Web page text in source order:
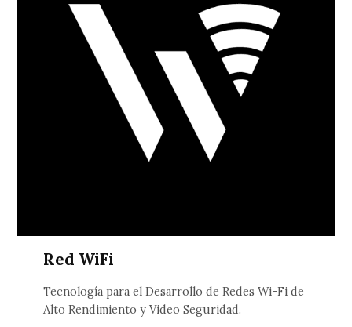
Red WiFi
Tecnología para el Desarrollo de Redes Wi-Fi de
Alto Rendimiento y Video Seguridad.